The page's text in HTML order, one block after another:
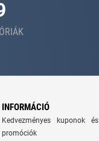
INFORMÁCIÓ
Kedvezményes kuponok és
promóciók